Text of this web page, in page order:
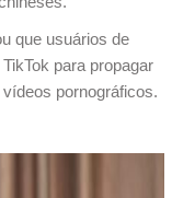
que usuários de
para propagar
pornográficos.